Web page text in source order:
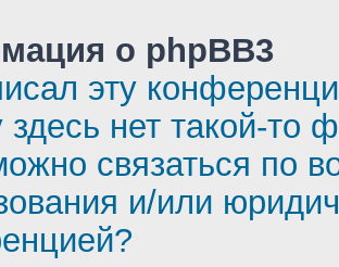
о phpBB3
эту
нет такой-то
связаться по
и/или